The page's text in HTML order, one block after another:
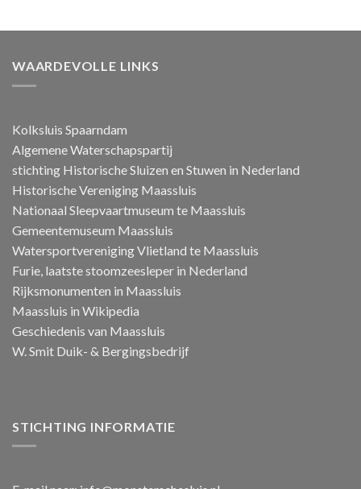
WAARDEVOLLE LINKS
Kolksluis Spaarndam
Algemene Waterschapspartij
stichting Historische Sluizen en Stuwen in Nederland
Historische Vereniging Maassluis
Nationaal Sleepvaartmuseum te Maassluis
Gemeentemuseum Maassluis
Watersportvereniging Vlietland te Maassluis
Furie, laatste stoomzeesleper in Nederland
Rijksmonumenten in Maassluis
Maassluis in Wikipedia
Geschiedenis van Maassluis
W. Smit Duik- & Bergingsbedrijf
STICHTING INFORMATIE